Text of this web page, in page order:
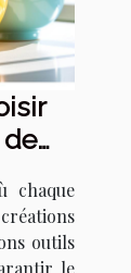
chaque
outils
le